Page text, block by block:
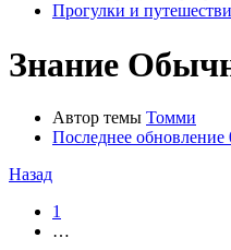
Прогулки и
Знание
Автор темы Томми
Последнее обновление
Назад
1
…